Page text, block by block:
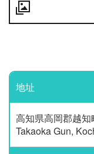
地址
高知県高岡郡越
Takaoka Gun,